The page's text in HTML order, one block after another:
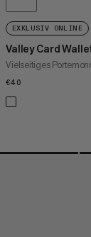
EXKLUSIV ONLINE
Valley Card
Vielseitiges
€40